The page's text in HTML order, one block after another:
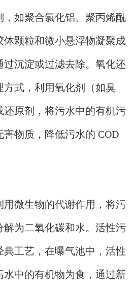
，如聚合氯化铝、聚丙烯酰
体颗粒和微小悬浮物凝聚成
过沉淀或过滤去除。氧化还
方式，利用氧化剂（如臭
还原剂，将污水中的有机污
物质，降低污水的 COD
用微生物的代谢作用，将污
解为二氧化碳和水。活性污
工艺，在曝气池中，活性
水中的有机物为食，通过新